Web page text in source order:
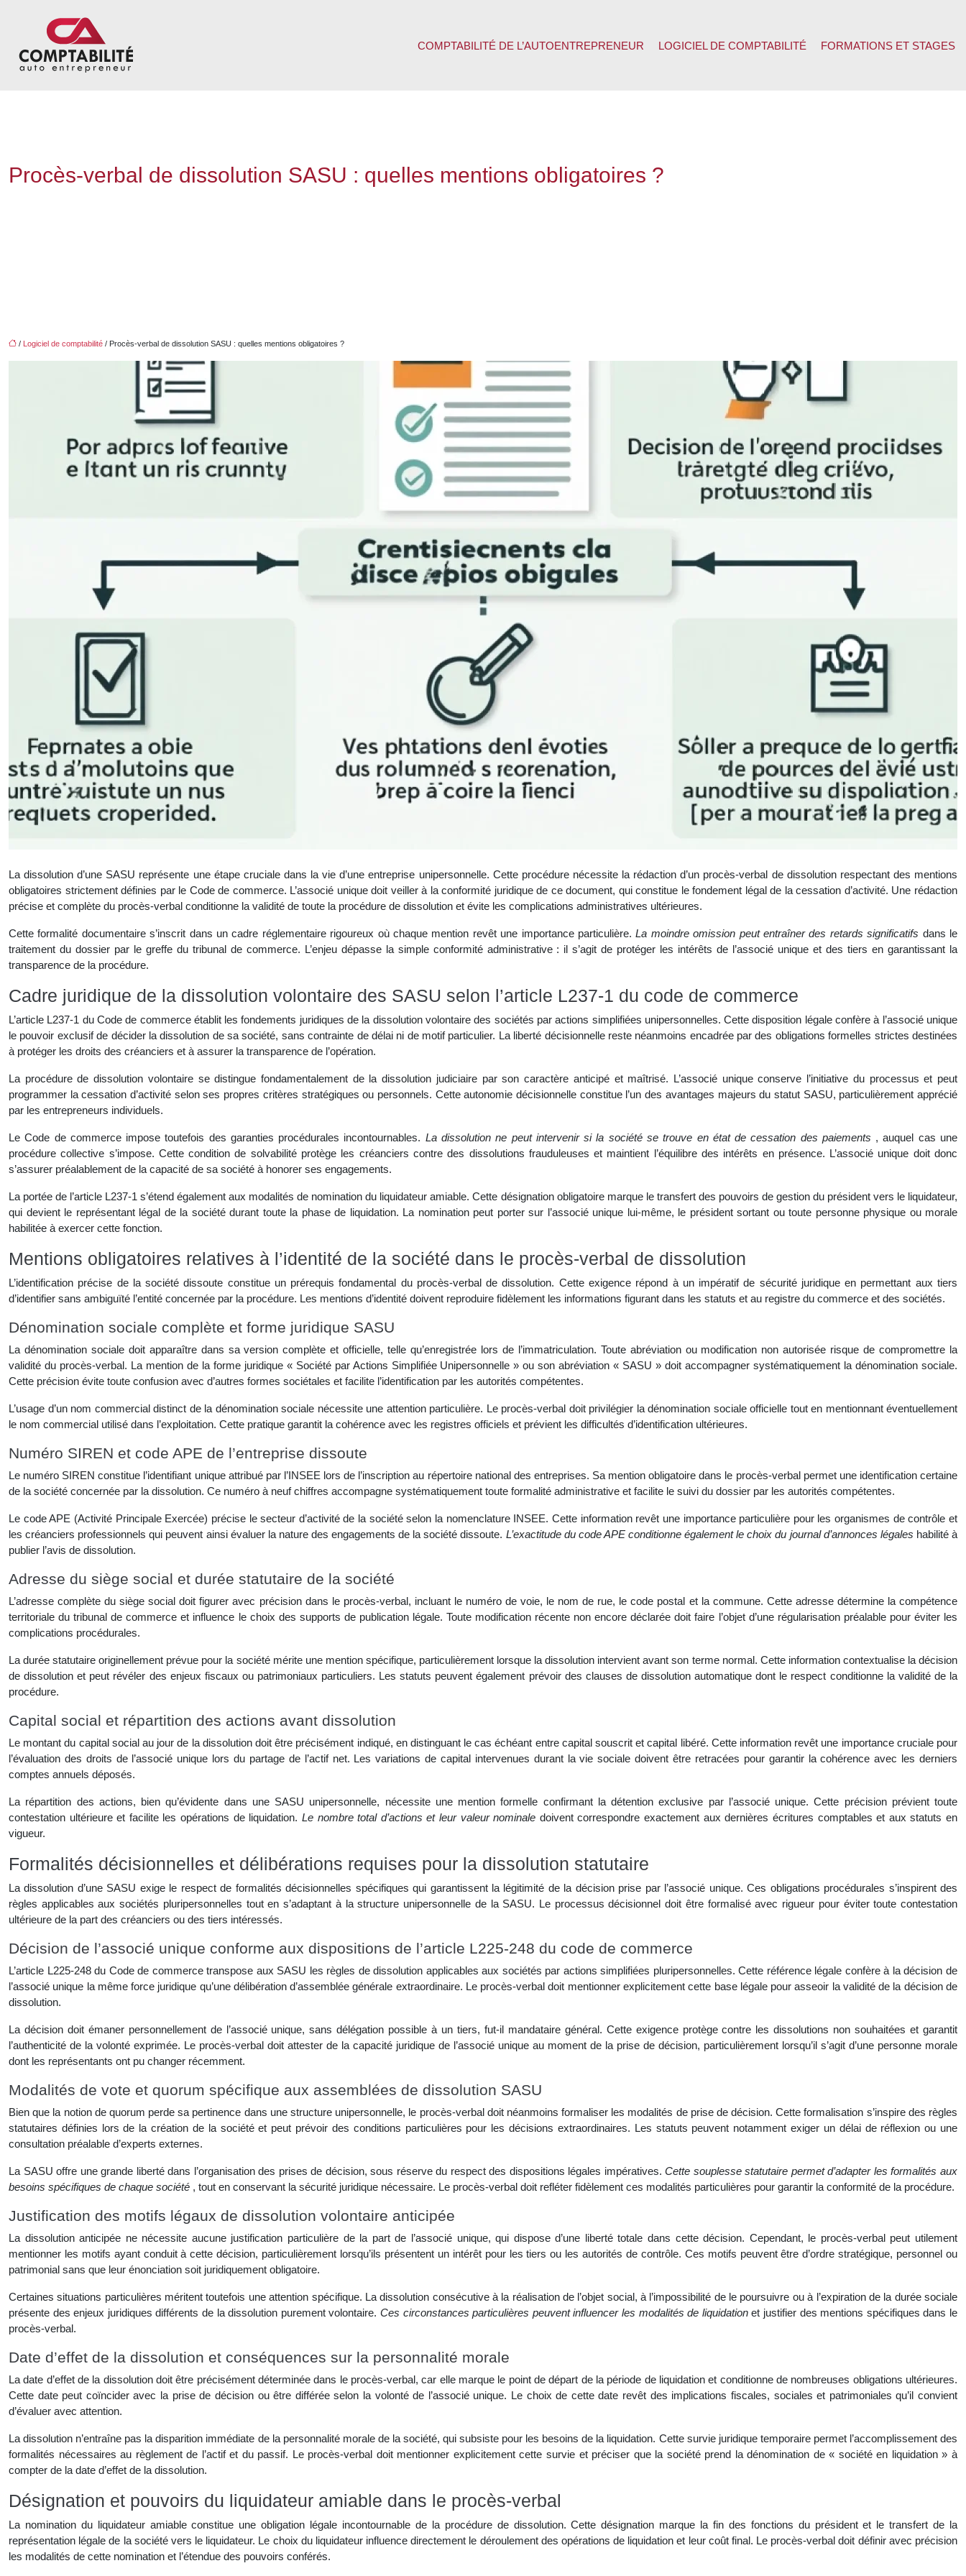
COMPTABILITÉ DE L’AUTOENTREPRENEUR LOGICIEL DE COMPTABILITÉ FORMATIONS ET STAGES
Procès-verbal de dissolution SASU : quelles mentions obligatoires ?
/ Logiciel de comptabilité / Procès-verbal de dissolution SASU : quelles mentions obligatoires ?
La dissolution d’une SASU représente une étape cruciale dans la vie d’une entreprise unipersonnelle. Cette procédure nécessite la rédaction d’un procès-verbal de dissolution respectant des mentions
obligatoires strictement définies par le Code de commerce. L’associé unique doit veiller à la conformité juridique de ce document, qui constitue le fondement légal de la cessation d’activité. Une rédaction
précise et complète du procès-verbal conditionne la validité de toute la procédure de dissolution et évite les complications administratives ultérieures.
Cette formalité documentaire s’inscrit dans un cadre réglementaire rigoureux où chaque mention revêt une importance particulière.La moindre omission peut entraîner des retards significatifs dans le
traitement du dossier par le greffe du tribunal de commerce. L’enjeu dépasse la simple conformité administrative : il s’agit de protéger les intérêts de l’associé unique et des tiers en garantissant la
transparence de la procédure.
Cadre juridique de la dissolution volontaire des SASU selon l’article L237-1 du code de commerce
L’article L237-1 du Code de commerce établit les fondements juridiques de la dissolution volontaire des sociétés par actions simplifiées unipersonnelles. Cette disposition légale confère à l’associé unique
le pouvoir exclusif de décider la dissolution de sa société, sans contrainte de délai ni de motif particulier. La liberté décisionnelle reste néanmoins encadrée par des obligations formelles strictes destinées
à protéger les droits des créanciers et à assurer la transparence de l’opération.
La procédure de dissolution volontaire se distingue fondamentalement de la dissolution judiciaire par son caractère anticipé et maîtrisé. L’associé unique conserve l’initiative du processus et peut
programmer la cessation d’activité selon ses propres critères stratégiques ou personnels. Cette autonomie décisionnelle constitue l’un des avantages majeurs du statut SASU, particulièrement apprécié
par les entrepreneurs individuels.
Le Code de commerce impose toutefois des garanties procédurales incontournables. La dissolution ne peut intervenir si la société se trouve en état de cessation des paiements , auquel cas une
procédure collective s’impose. Cette condition de solvabilité protège les créanciers contre des dissolutions frauduleuses et maintient l’équilibre des intérêts en présence. L’associé unique doit donc
s’assurer préalablement de la capacité de sa société à honorer ses engagements.
La portée de l’article L237-1 s’étend également aux modalités de nomination du liquidateur amiable. Cette désignation obligatoire marque le transfert des pouvoirs de gestion du président vers le liquidateur,
qui devient le représentant légal de la société durant toute la phase de liquidation. La nomination peut porter sur l’associé unique lui-même, le président sortant ou toute personne physique ou morale
habilitée à exercer cette fonction.
Mentions obligatoires relatives à l’identité de la société dans le procès-verbal de dissolution
L’identification précise de la société dissoute constitue un prérequis fondamental du procès-verbal de dissolution. Cette exigence répond à un impératif de sécurité juridique en permettant aux tiers
d’identifier sans ambiguïté l’entité concernée par la procédure. Les mentions d’identité doivent reproduire fidèlement les informations figurant dans les statuts et au registre du commerce et des sociétés.
Dénomination sociale complète et forme juridique SASU
La dénomination sociale doit apparaître dans sa version complète et officielle, telle qu’enregistrée lors de l’immatriculation. Toute abréviation ou modification non autorisée risque de compromettre la
validité du procès-verbal. La mention de la forme juridique « Société par Actions Simplifiée Unipersonnelle » ou son abréviation « SASU » doit accompagner systématiquement la dénomination sociale.
Cette précision évite toute confusion avec d’autres formes sociétales et facilite l’identification par les autorités compétentes.
L’usage d’un nom commercial distinct de la dénomination sociale nécessite une attention particulière. Le procès-verbal doit privilégier la dénomination sociale officielle tout en mentionnant éventuellement
le nom commercial utilisé dans l’exploitation. Cette pratique garantit la cohérence avec les registres officiels et prévient les difficultés d’identification ultérieures.
Numéro SIREN et code APE de l’entreprise dissoute
Le numéro SIREN constitue l’identifiant unique attribué par l’INSEE lors de l’inscription au répertoire national des entreprises. Sa mention obligatoire dans le procès-verbal permet une identification certaine
de la société concernée par la dissolution. Ce numéro à neuf chiffres accompagne systématiquement toute formalité administrative et facilite le suivi du dossier par les autorités compétentes.
Le code APE (Activité Principale Exercée) précise le secteur d’activité de la société selon la nomenclature INSEE. Cette information revêt une importance particulière pour les organismes de contrôle et
les créanciers professionnels qui peuvent ainsi évaluer la nature des engagements de la société dissoute. L’exactitude du code APE conditionne également le choix du journal d’annonces légales habilité à
publier l’avis de dissolution.
Adresse du siège social et durée statutaire de la société
L’adresse complète du siège social doit figurer avec précision dans le procès-verbal, incluant le numéro de voie, le nom de rue, le code postal et la commune. Cette adresse détermine la compétence
territoriale du tribunal de commerce et influence le choix des supports de publication légale. Toute modification récente non encore déclarée doit faire l’objet d’une régularisation préalable pour éviter les
complications procédurales.
La durée statutaire originellement prévue pour la société mérite une mention spécifique, particulièrement lorsque la dissolution intervient avant son terme normal. Cette information contextualise la décision
de dissolution et peut révéler des enjeux fiscaux ou patrimoniaux particuliers. Les statuts peuvent également prévoir des clauses de dissolution automatique dont le respect conditionne la validité de la
procédure.
Capital social et répartition des actions avant dissolution
Le montant du capital social au jour de la dissolution doit être précisément indiqué, en distinguant le cas échéant entre capital souscrit et capital libéré. Cette information revêt une importance cruciale pour
l’évaluation des droits de l’associé unique lors du partage de l’actif net. Les variations de capital intervenues durant la vie sociale doivent être retracées pour garantir la cohérence avec les derniers
comptes annuels déposés.
La répartition des actions, bien qu’évidente dans une SASU unipersonnelle, nécessite une mention formelle confirmant la détention exclusive par l’associé unique. Cette précision prévient toute
contestation ultérieure et facilite les opérations de liquidation. Le nombre total d’actions et leur valeur nominale doivent correspondre exactement aux dernières écritures comptables et aux statuts en
vigueur.
Formalités décisionnelles et délibérations requises pour la dissolution statutaire
La dissolution d’une SASU exige le respect de formalités décisionnelles spécifiques qui garantissent la légitimité de la décision prise par l’associé unique. Ces obligations procédurales s’inspirent des
règles applicables aux sociétés pluripersonnelles tout en s’adaptant à la structure unipersonnelle de la SASU. Le processus décisionnel doit être formalisé avec rigueur pour éviter toute contestation
ultérieure de la part des créanciers ou des tiers intéressés.
Décision de l’associé unique conforme aux dispositions de l’article L225-248 du code de commerce
L’article L225-248 du Code de commerce transpose aux SASU les règles de dissolution applicables aux sociétés par actions simplifiées pluripersonnelles. Cette référence légale confère à la décision de
l’associé unique la même force juridique qu’une délibération d’assemblée générale extraordinaire. Le procès-verbal doit mentionner explicitement cette base légale pour asseoir la validité de la décision de
dissolution.
La décision doit émaner personnellement de l’associé unique, sans délégation possible à un tiers, fut-il mandataire général. Cette exigence protège contre les dissolutions non souhaitées et garantit
l’authenticité de la volonté exprimée. Le procès-verbal doit attester de la capacité juridique de l’associé unique au moment de la prise de décision, particulièrement lorsqu’il s’agit d’une personne morale
dont les représentants ont pu changer récemment.
Modalités de vote et quorum spécifique aux assemblées de dissolution SASU
Bien que la notion de quorum perde sa pertinence dans une structure unipersonnelle, le procès-verbal doit néanmoins formaliser les modalités de prise de décision. Cette formalisation s’inspire des règles
statutaires définies lors de la création de la société et peut prévoir des conditions particulières pour les décisions extraordinaires. Les statuts peuvent notamment exiger un délai de réflexion ou une
consultation préalable d’experts externes.
La SASU offre une grande liberté dans l’organisation des prises de décision, sous réserve du respect des dispositions légales impératives.Cette souplesse statutaire permet d’adapter les formalités aux
besoins spécifiques de chaque société , tout en conservant la sécurité juridique nécessaire. Le procès-verbal doit refléter fidèlement ces modalités particulières pour garantir la conformité de la procédure.
Justification des motifs légaux de dissolution volontaire anticipée
La dissolution anticipée ne nécessite aucune justification particulière de la part de l’associé unique, qui dispose d’une liberté totale dans cette décision. Cependant, le procès-verbal peut utilement
mentionner les motifs ayant conduit à cette décision, particulièrement lorsqu’ils présentent un intérêt pour les tiers ou les autorités de contrôle. Ces motifs peuvent être d’ordre stratégique, personnel ou
patrimonial sans que leur énonciation soit juridiquement obligatoire.
Certaines situations particulières méritent toutefois une attention spécifique. La dissolution consécutive à la réalisation de l’objet social, à l’impossibilité de le poursuivre ou à l’expiration de la durée sociale
présente des enjeux juridiques différents de la dissolution purement volontaire. Ces circonstances particulières peuvent influencer les modalités de liquidationet justifier des mentions spécifiques dans le
procès-verbal.
Date d’effet de la dissolution et conséquences sur la personnalité morale
La date d’effet de la dissolution doit être précisément déterminée dans le procès-verbal, car elle marque le point de départ de la période de liquidation et conditionne de nombreuses obligations ultérieures.
Cette date peut coïncider avec la prise de décision ou être différée selon la volonté de l’associé unique. Le choix de cette date revêt des implications fiscales, sociales et patrimoniales qu’il convient
d’évaluer avec attention.
La dissolution n’entraîne pas la disparition immédiate de la personnalité morale de la société, qui subsiste pour les besoins de la liquidation. Cette survie juridique temporaire permet l’accomplissement des
formalités nécessaires au règlement de l’actif et du passif. Le procès-verbal doit mentionner explicitement cette survie et préciser que la société prend la dénomination de « société en liquidation » à
compter de la date d’effet de la dissolution.
Désignation et pouvoirs du liquidateur amiable dans le procès-verbal
La nomination du liquidateur amiable constitue une obligation légale incontournable de la procédure de dissolution. Cette désignation marque la fin des fonctions du président et le transfert de la
représentation légale de la société vers le liquidateur. Le choix du liquidateur influence directement le déroulement des opérations de liquidation et leur coût final. Le procès-verbal doit définir avec précision
les modalités de cette nomination et l’étendue des pouvoirs conférés.